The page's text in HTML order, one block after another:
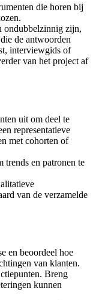
die horen bij
ondubbelzinnig zijn,
de antwoorden
interviewgids of
van het project af
uit om deel te
representatieve
met cohorten of
trends en patronen te
van de verzamelde
en beoordeel hoe
van klanten.
Breng
kunnen